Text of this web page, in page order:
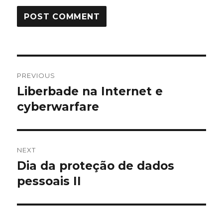
navigation
PREVIOUS
Previous
post:
Liberbade na Internet e
cyberwarfare
NEXT
Next
post:
Dia da proteção de dados
pessoais II